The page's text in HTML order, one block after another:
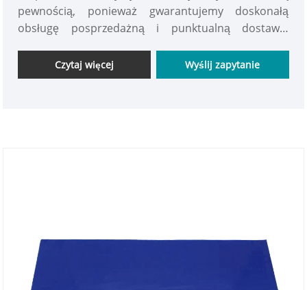
pewnością, ponieważ gwarantujemy doskonałą
obsługę posprzedażną i punktualną dostawę.
wykonane specjalnie do użytku w pomieszczeniach
czystych, zapewniając optymalną skuteczność
Czytaj więcej Wyślij zapytanie